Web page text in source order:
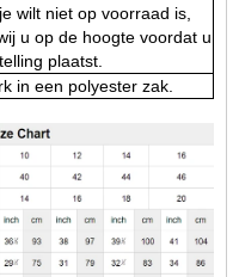
wilt niet op voorraad is,
u op de hoogte voordat u
plaatst.
in een polyester zak.